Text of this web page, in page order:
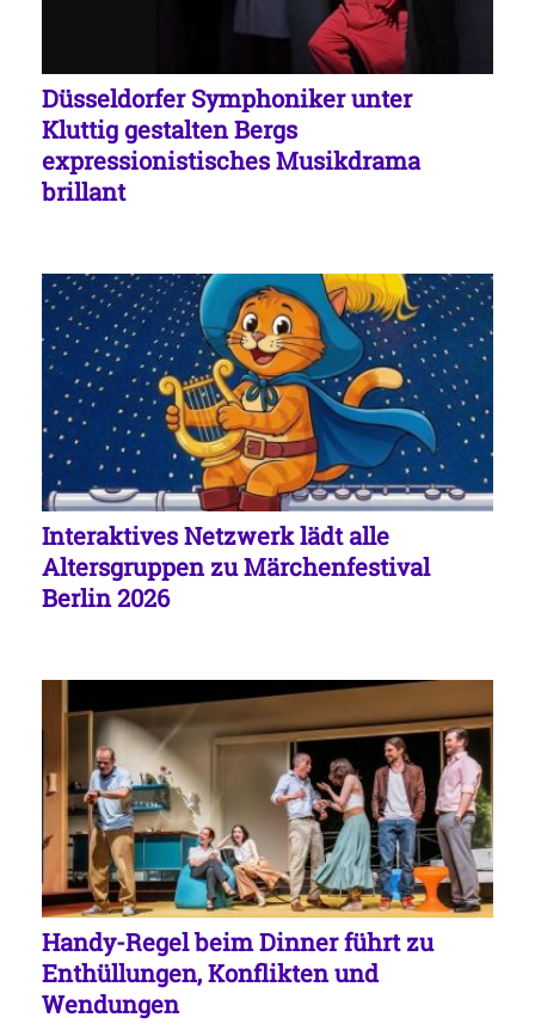
Düsseldorfer Symphoniker unter
Kluttig gestalten Bergs
expressionistisches Musikdrama
brillant
Interaktives Netzwerk lädt alle
Altersgruppen zu Märchenfestival
Berlin 2026
Handy-Regel beim Dinner führt zu
Enthüllungen, Konflikten und
Wendungen